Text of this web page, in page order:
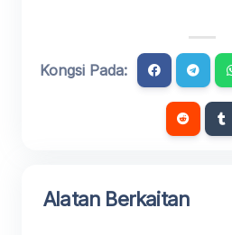
Kongsi Pada:
Alatan Berkaitan